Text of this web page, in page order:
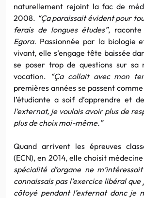
naturellement rejoint la fac de
2008. “Ça paraissait évident pour
ferais de longues études”,
Egora. Passionnée par la biologie
vivant, elle s’engage tête baissée
se poser trop de questions sur sa
vocation. “Ça collait avec mon
premières années se passent
l’étudiante a soif d’apprendre et
l’externat, je voulais avoir plus de
plus de choix moi-même.”
Quand arrivent les épreuves
(ECN), en 2014, elle choisit
spécialité d’organe ne
connaissais pas l’exercice libéral que
côtoyé pendant l’externat donc je